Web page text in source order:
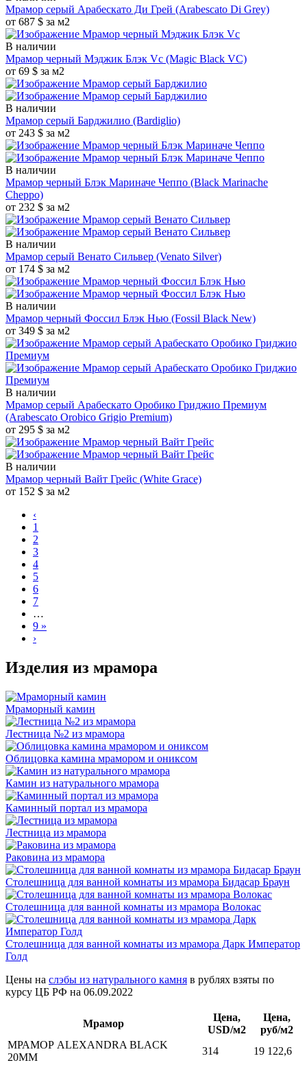
Мрамор серый Арабескато Ди Грей (Arabescato Di Grey)
от 687 $ за м2
В наличии
Мрамор черный Мэджик Блэк Vc (Magic Black VC)
от 69 $ за м2
В наличии
Мрамор серый Барджилио (Bardiglio)
от 243 $ за м2
В наличии
Мрамор черный Блэк Мариначе Чеппо (Black Marinache
Cheppo)
от 232 $ за м2
В наличии
Мрамор серый Венато Сильвер (Venato Silver)
от 174 $ за м2
В наличии
Мрамор черный Фоссил Блэк Нью (Fossil Black New)
от 349 $ за м2
В наличии
Мрамор серый Арабескато Оробико Гриджио Премиум
(Arabescato Orobico Grigio Premium)
от 295 $ за м2
В наличии
Мрамор черный Вайт Грейс (White Grace)
от 152 $ за м2
‹
1
2
3
4
5
6
7
…
9 »
›
Изделия из мрамора
Мраморный камин
Лестница №2 из мрамора
Облицовка камина мрамором и ониксом
Камин из натурального мрамора
Каминный портал из мрамора
Лестница из мрамора
Раковина из мрамора
Столешница для ванной комнаты из мрамора Бидасар Браун
Столешница для ванной комнаты из мрамора Волокас
Столешница для ванной комнаты из мрамора Дарк Император
Голд
Цены на слэбы из натурального камня в рублях взяты по
курсу ЦБ РФ на 06.09.2022
Мрамор
Цена,
USD/м2
Цена,
руб/м2
МРАМОР ALEXANDRA BLACK
20MM
314
19 122,6